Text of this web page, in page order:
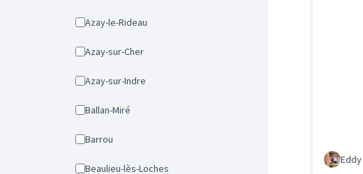
Azay-le-Rideau
Azay-sur-Cher
Azay-sur-Indre
Ballan-Miré
Barrou
Beaulieu-lès-Loches